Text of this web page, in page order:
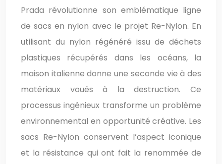
Prada révolutionne son emblématique ligne
de sacs en nylon avec le projet Re-Nylon. En
utilisant du nylon régénéré issu de déchets
plastiques récupérés dans les océans, la
maison italienne donne une seconde vie à des
matériaux voués à la destruction. Ce
processus ingénieux transforme un problème
environnemental en opportunité créative. Les
sacs Re-Nylon conservent l’aspect iconique
et la résistance qui ont fait la renommée de